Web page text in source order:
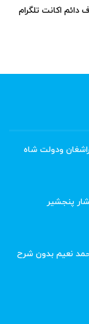
اکانت تلگرام
ودولت شاه
پنجشیر
نعیم بدون شرح